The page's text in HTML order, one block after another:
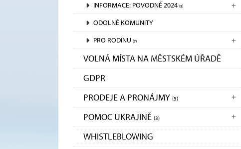
INFORMACE: POVODNĚ 2024 (3)
ODOLNÉ KOMUNITY
PRO RODINU (7)
VOLNÁ MÍSTA NA MĚSTSKÉM ÚŘADĚ
GDPR
PRODEJE A PRONÁJMY (5)
POMOC UKRAJINĚ (3)
WHISTLEBLOWING